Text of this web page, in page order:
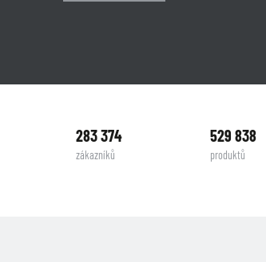
283 374
zákazníků
529 838
produktů